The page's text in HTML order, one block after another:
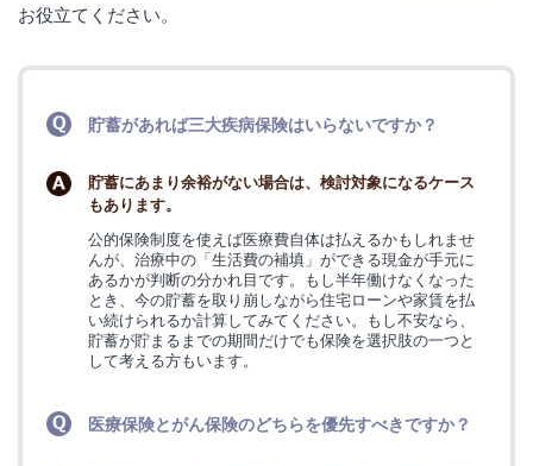
お役立てください。
貯蓄があれば三大疾病保険はいらないですか？
貯蓄にあまり余裕がない場合は、検討対象になるケース
もあります。
公的保険制度を使えば医療費自体は払えるかもしれませ
んが、治療中の「生活費の補填」ができる現金が手元に
あるかが判断の分かれ目です。もし半年働けなくなった
とき、今の貯蓄を取り崩しながら住宅ローンや家賃を払
い続けられるか計算してみてください。もし不安なら、
貯蓄が貯まるまでの期間だけでも保険を選択肢の一つと
して考える方もいます。
医療保険とがん保険のどちらを優先すべきですか？